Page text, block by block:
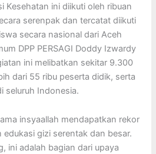
Kesehatan ini diikuti oleh ribuan
serenpak dan tercatat diikuti
secara nasional dari Aceh
DPP PERSAGI Doddy Izwardy
ini melibatkan sekitar 9.300
dari 55 ribu peserta didik, serta
seluruh Indonesia.
insyaallah mendapatkan rekor
edukasi gizi serentak dan besar.
ini adalah bagian dari upaya